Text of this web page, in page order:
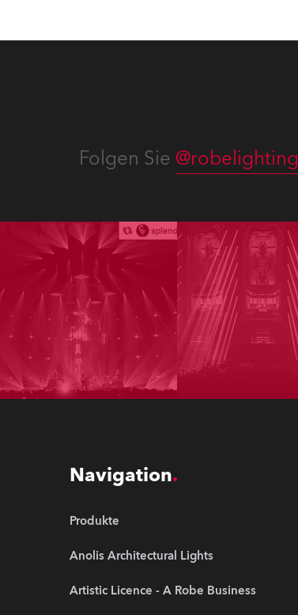
Folgen Sie @robelighting
Navigation
Produkte
Anolis Architectural Lights
Artistic Licence - A Robe Business